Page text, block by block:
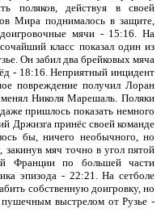
поляков, действуя в своей
Мира поднималось в защите,
доигровочные мячи - 15:16. На
класс показал один из
Он забил два брейковых мяча
- 18:16. Неприятный инцидент
повреждение получил Лоран
Николя Марешаль. Поляки
пришлось показать немного
Држизга принёс своей команде
бы, ничего необычного, но
мяч точно в угол пятой
Франции по большей части
эпизода - 22:21. На сетболе
собственную доигровку, но
пушечным выстрелом от Рузье -